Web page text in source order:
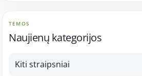
TEMOS
Naujienų kategorijos
Kiti straipsniai